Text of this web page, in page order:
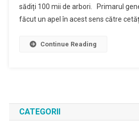
sădiți 100 mii de arbori. Primarul
făcut un apel în acest sens către
Continue Reading
CATEGORII